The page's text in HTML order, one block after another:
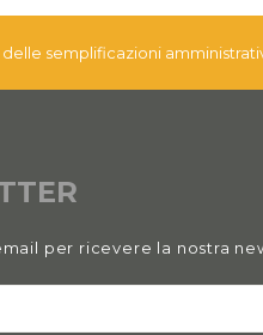
delle semplificazioni
per ricevere la nostra